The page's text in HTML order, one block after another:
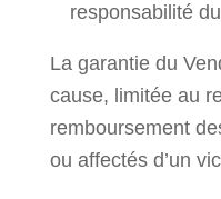
responsabilité
La garantie du
cause, limitée au
remboursement
ou affectés d’un